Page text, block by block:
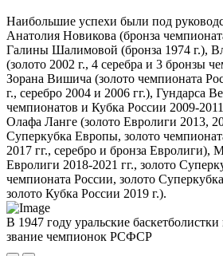
Наибольшие успехи были под
Анатолия Новикова (бронза
Галины Шалимовой (бронза 1974 г.),
(золото 2002 г., 4 серебра и 3 бронзы
Зорана Вишича (золото чемпионата
г., серебро 2004 и 2006 гг.), Гундарса
чемпионатов и Кубка России 2009-
Олафа Ланге (золото Евролиги 2013,
Суперкубка Европы, золото
2017 гг., серебро и бронза Евролиги),
Евролиги 2018-2021 гг., золото
чемпионата России, золото
золото Кубка России 2019 г.).
В 1947 году уральские
звание чемпионок РСФСР